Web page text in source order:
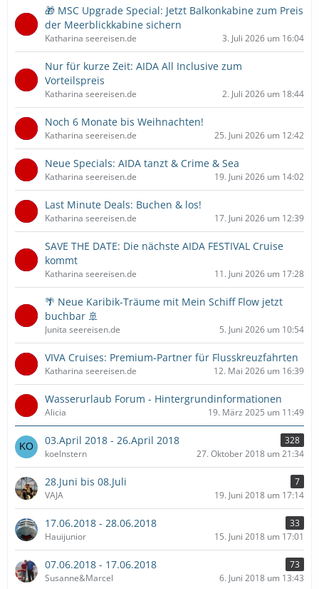
🎁 MSC Upgrade Special: Jetzt Balkonkabine zum Preis
der Meerblickkabine sichern
Katharina seereisen.de 3. Juli 2026 um 16:04
Nur für kurze Zeit: AIDA All Inclusive zum
Vorteilspreis
Katharina seereisen.de 2. Juli 2026 um 18:44
Noch 6 Monate bis Weihnachten!
Katharina seereisen.de 25. Juni 2026 um 12:42
Neue Specials: AIDA tanzt & Crime & Sea
Katharina seereisen.de 19. Juni 2026 um 14:02
Last Minute Deals: Buchen & los!
Katharina seereisen.de 17. Juni 2026 um 12:39
SAVE THE DATE: Die nächste AIDA FESTIVAL Cruise
kommt
Katharina seereisen.de 11. Juni 2026 um 17:28
🌴 Neue Karibik-Träume mit Mein Schiff Flow jetzt
buchbar 🚢
Junita seereisen.de 5. Juni 2026 um 10:54
VIVA Cruises: Premium-Partner für Flusskreuzfahrten
Katharina seereisen.de 12. Mai 2026 um 16:39
Wasserurlaub Forum - Hintergrundinformationen
Alicia 19. März 2025 um 11:49
03.April 2018 - 26.April 2018
328
koelnstern
27. Oktober 2018 um 21:34
28.Juni bis 08.Juli
7
VAJA
19. Juni 2018 um 17:14
17.06.2018 - 28.06.2018
33
Hauijunior
15. Juni 2018 um 17:01
07.06.2018 - 17.06.2018
73
Susanne&Marcel
6. Juni 2018 um 13:43